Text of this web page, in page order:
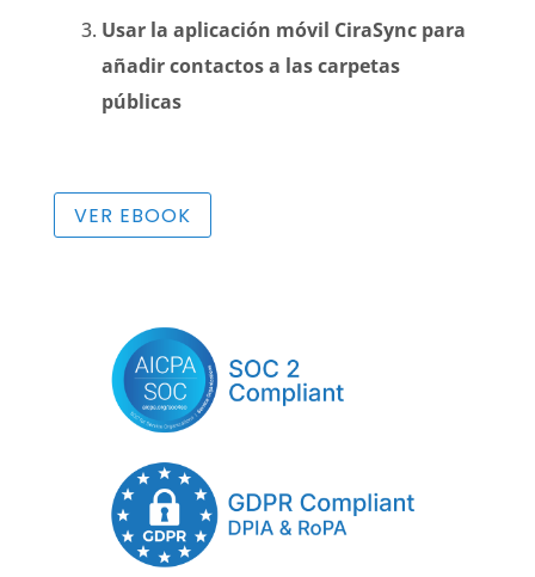
Usar la aplicación móvil CiraSync para
añadir contactos a las carpetas
públicas
VER EBOOK